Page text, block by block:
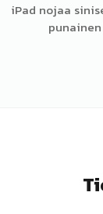
iPad nojaa